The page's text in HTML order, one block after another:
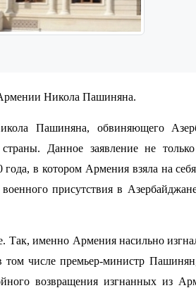
Никола Пашиняна.
Пашиняна, обвиняющего
Данное заявление не
в котором Армения взяла на себя
присутствия в
именно Армения насильно
том числе премьер-министр
возвращения изгнанных из